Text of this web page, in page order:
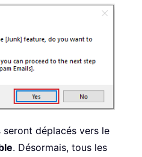
seront déplacés vers le
. Désormais, tous les